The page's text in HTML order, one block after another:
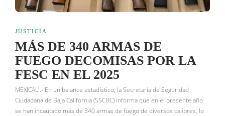
JUSTICIA
MÁS DE 340 ARMAS DE
FUEGO DECOMISAS POR LA
FESC EN EL 2025
MEXICALI.- En un balance estadístico, la Secretaría de Seguridad
Ciudadana de Baja California (SSCBC) informa que en el presente año
se han incautado más de 340 armas de fuego de diversos calibres, lo